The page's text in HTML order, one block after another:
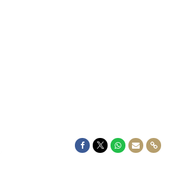
Delen op Facebook
Delen op Twitter
Delen op
Delen